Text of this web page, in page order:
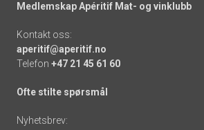
Medlemskap Apéritif Mat- og vinklubb
Kontakt oss:
aperitif@aperitif.no
Telefon +47 21 45 61 60
Ofte stilte spørsmål
Nyhetsbrev: